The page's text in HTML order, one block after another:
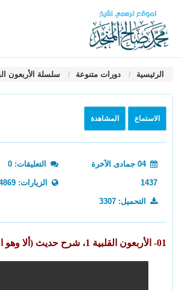
الرئيسية دورات متنوعة سلسلة الأربعون
الاستماع المشاهدة
04 جمادى الآخرة
1437
التعليقات: 0
الزيارات: 34869
التحميل: 3307
01- الأربعون القلبية 1، شرح حديث (ألا وهو القلبُ)